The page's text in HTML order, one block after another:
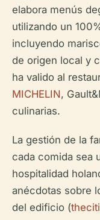
elabora menús
utilizando un
incluyendo
de origen local y
ha valido al
MICHELIN,
culinarias.
La gestión de la
cada comida sea
hospitalidad
anécdotas sobre
del edificio (